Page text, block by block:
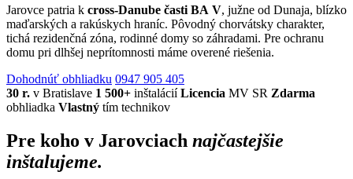
Jarovce patria k cross-Danube časti BA V, južne od Dunaja, blízko
maďarských a rakúskych hraníc. Pôvodný chorvátsky charakter,
tichá rezidenčná zóna, rodinné domy so záhradami. Pre ochranu
domu pri dlhšej neprítomnosti máme overené riešenia.
Dohodnúť obhliadku 0947 905 405
30 r. v Bratislave 1 500+ inštalácií Licencia MV SR Zdarma
obhliadka Vlastný tím technikov
Pre koho v Jarovciach najčastejšie
inštalujeme.